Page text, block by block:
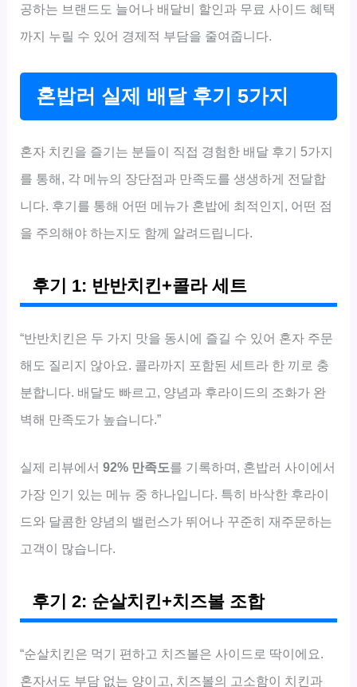
공하는 브랜드도 늘어나 배달비 할인과 무료 사이드 혜택
까지 누릴 수 있어 경제적 부담을 줄여줍니다.
혼밥러 실제 배달 후기 5가지
혼자 치킨을 즐기는 분들이 직접 경험한 배달 후기 5가지
를 통해, 각 메뉴의 장단점과 만족도를 생생하게 전달합
니다. 후기를 통해 어떤 메뉴가 혼밥에 최적인지, 어떤 점
을 주의해야 하는지도 함께 알려드립니다.
후기 1: 반반치킨+콜라 세트
“반반치킨은 두 가지 맛을 동시에 즐길 수 있어 혼자 주문
해도 질리지 않아요. 콜라까지 포함된 세트라 한 끼로 충
분합니다. 배달도 빠르고, 양념과 후라이드의 조화가 완
벽해 만족도가 높습니다.”
실제 리뷰에서92% 만족도를 기록하며, 혼밥러 사이에서
가장 인기 있는 메뉴 중 하나입니다. 특히 바삭한 후라이
드와 달콤한 양념의 밸런스가 뛰어나 꾸준히 재주문하는
고객이 많습니다.
후기 2: 순살치킨+치즈볼 조합
“순살치킨은 먹기 편하고 치즈볼은 사이드로 딱이에요.
혼자서도 부담 없는 양이고, 치즈볼의 고소함이 치킨과